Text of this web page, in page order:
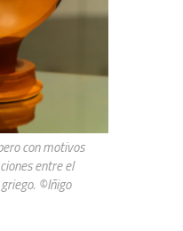
con motivos
entre el
©Iñigo